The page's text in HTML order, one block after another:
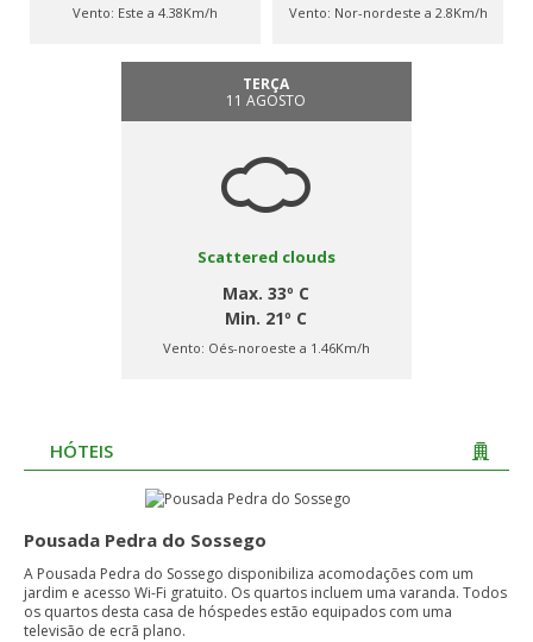
Vento: Este a 4.38Km/h Vento: Nor-nordeste a 2.8Km/h
TERÇA
11 AGOSTO
Scattered clouds
Max. 33º C
Min. 21º C
Vento: Oés-noroeste a 1.46Km/h
HÓTEIS
Pousada Pedra do Sossego
A Pousada Pedra do Sossego disponibiliza acomodações com um
jardim e acesso Wi-Fi gratuito. Os quartos incluem uma varanda. Todos
os quartos desta casa de hóspedes estão equipados com uma
televisão de ecrã plano.